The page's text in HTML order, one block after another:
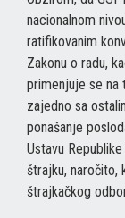
nacionalnom
ratifikovanim
Zakonu o radu,
primenjuje se na
zajedno sa
ponašanje
Ustavu
štrajku, naročito,
štrajkačkog